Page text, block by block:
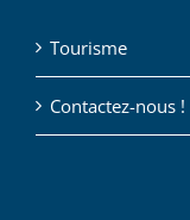
Tourisme
Contactez-nous !